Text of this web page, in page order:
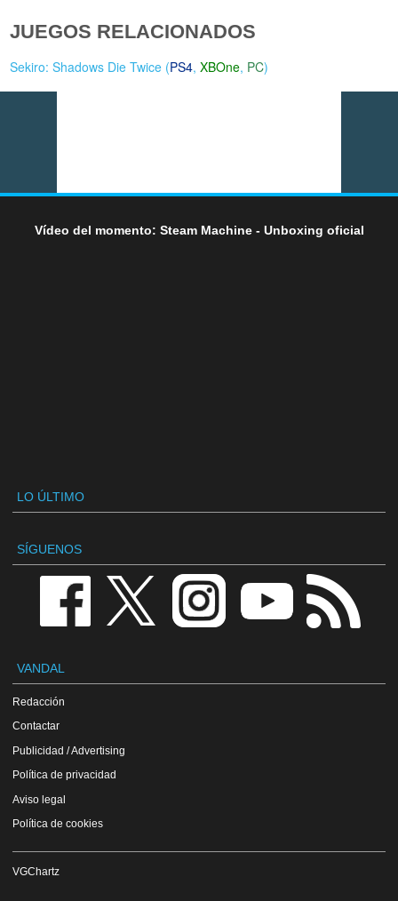
JUEGOS RELACIONADOS
Sekiro: Shadows Die Twice (PS4,XBOne, PC)
Vídeo del momento: Steam Machine - Unboxing oficial
LO ÚLTIMO
SÍGUENOS
VANDAL
Redacción
Contactar
Publicidad / Advertising
Política de privacidad
Aviso legal
Política de cookies
VGChartz